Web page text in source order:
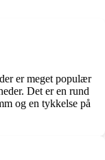
er meget populær
Det er en rund
og en tykkelse på